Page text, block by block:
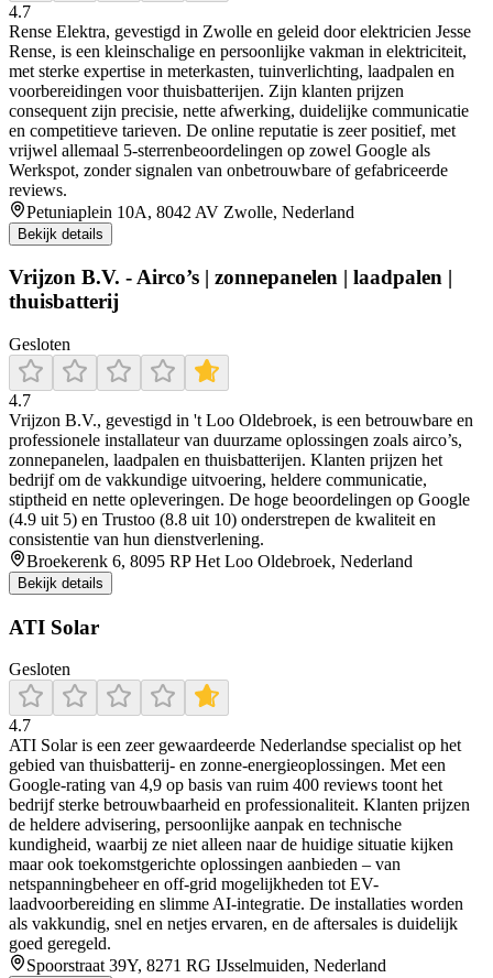
4.7
Rense Elektra, gevestigd in Zwolle en geleid door elektricien Jesse
Rense, is een kleinschalige en persoonlijke vakman in elektriciteit,
met sterke expertise in meterkasten, tuinverlichting, laadpalen en
voorbereidingen voor thuisbatterijen. Zijn klanten prijzen
consequent zijn precisie, nette afwerking, duidelijke communicatie
en competitieve tarieven. De online reputatie is zeer positief, met
vrijwel allemaal 5-sterrenbeoordelingen op zowel Google als
Werkspot, zonder signalen van onbetrouwbare of gefabriceerde
reviews.
Petuniaplein 10A, 8042 AV Zwolle, Nederland
Bekijk details
Vrijzon B.V. - Airco’s | zonnepanelen | laadpalen |
thuisbatterij​
Gesloten
4.7
Vrijzon B.V., gevestigd in 't Loo Oldebroek, is een betrouwbare en
professionele installateur van duurzame oplossingen zoals airco’s,
zonnepanelen, laadpalen en thuisbatterijen. Klanten prijzen het
bedrijf om de vakkundige uitvoering, heldere communicatie,
stiptheid en nette opleveringen. De hoge beoordelingen op Google
(4.9 uit 5) en Trustoo (8.8 uit 10) onderstrepen de kwaliteit en
consistentie van hun dienstverlening.
Broekerenk 6, 8095 RP Het Loo Oldebroek, Nederland
Bekijk details
ATI Solar
Gesloten
4.7
ATI Solar is een zeer gewaardeerde Nederlandse specialist op het
gebied van thuisbatterij- en zonne-energieoplossingen. Met een
Google-rating van 4,9 op basis van ruim 400 reviews toont het
bedrijf sterke betrouwbaarheid en professionaliteit. Klanten prijzen
de heldere advisering, persoonlijke aanpak en technische
kundigheid, waarbij ze niet alleen naar de huidige situatie kijken
maar ook toekomstgerichte oplossingen aanbieden – van
netspanningbeheer en off-grid mogelijkheden tot EV-
laadvoorbereiding en slimme AI-integratie. De installaties worden
als vakkundig, snel en netjes ervaren, en de aftersales is duidelijk
goed geregeld.
Spoorstraat 39Y, 8271 RG IJsselmuiden, Nederland